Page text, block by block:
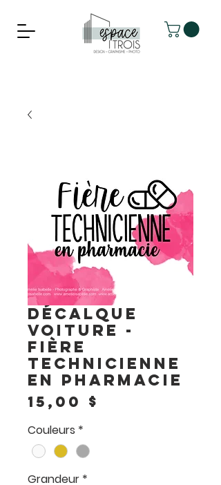
Décalque
voiture -
Fière
technicienne
en pharmacie
15,00 $
Couleurs *
Grandeur *